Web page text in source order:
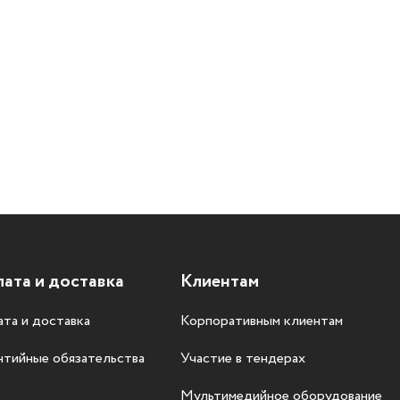
и доставка
и доставка
обязательства
Клиентам
Корпоративным клиентам
Участие в тендерах